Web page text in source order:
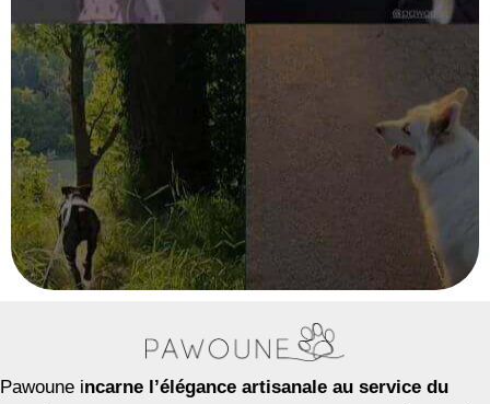
Pawoune incarne l’élégance artisanale au service du